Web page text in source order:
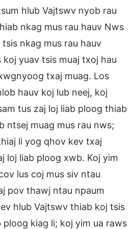
hlub Vajtswv nyob rau
nkag mus rau hauv Nws
nkag mus rau hauv
yuav tsis muaj txoj hau
txaj muag. Los
hauv koj lub neej, koj
tus zaj loj liab ploog thiab
ntsej muag mus rau nws;
li yog qhov kev txaj
loj liab ploog xwb. Koj yim
lus coj mus siv ntau
pov thawj ntau npaum
hlub Vajtswv thiab koj tsis
ploog kiag li; koj yim ua raws